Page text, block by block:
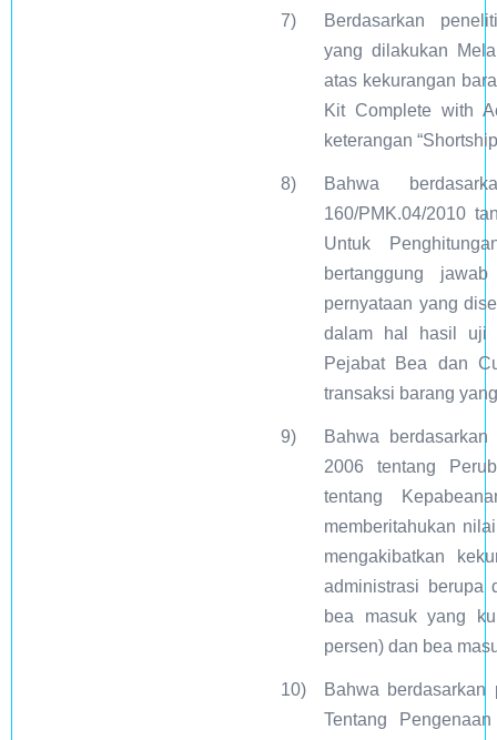
7)
Berdasarkan
yang dilakukan
atas kekurangan
Kit Complete with
keterangan
8)
Bahwa
160/PMK.04/2010
Untuk
bertanggung
pernyataan yang
dalam hal hasil uji
Pejabat Bea dan
transaksi barang
9)
Bahwa
2006 tentang
tentang
memberitahukan
mengakibatkan
administrasi berupa
bea masuk yang
persen) dan bea
10)
Bahwa
Tentang